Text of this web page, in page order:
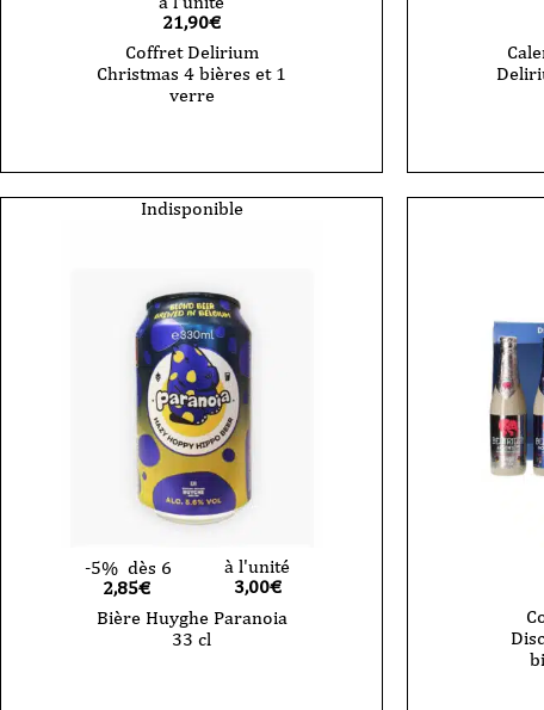
21,90€
Coffret Delirium
Christmas 4 bières et 1
verre
Indisponible
-5% dès 6
2,85€
à l'unité
3,00€
Bière Huyghe Paranoia
33 cl